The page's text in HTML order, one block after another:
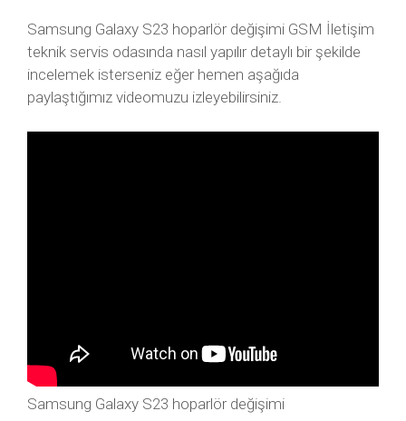
Samsung Galaxy S23 hoparlör değişimi GSM İletişim
teknik servis odasında nasıl yapılır detaylı bir şekilde
incelemek isterseniz eğer hemen aşağıda
paylaştığımız videomuzu izleyebilirsiniz.
Samsung Galaxy S23 hoparlör değişimi